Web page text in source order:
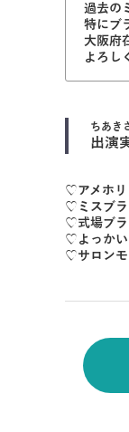
過去の
特にブ
大阪府
よろし
ちあき
出演
♡アメホ
♡ミスブ
♡式場ブラ
♡よっかい
♡サロンモ